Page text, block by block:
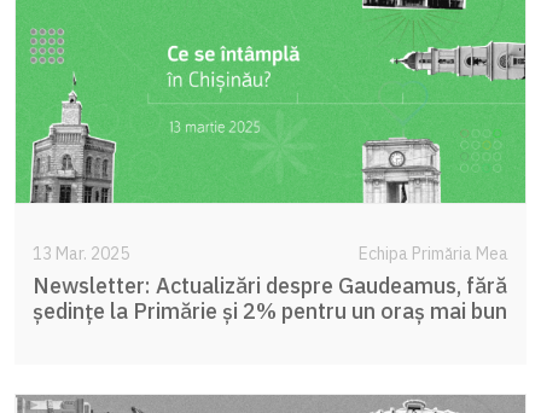
13 Mar. 2025 Echipa Primăria Mea
Newsletter: Actualizări despre Gaudeamus, fără
ședințe la Primărie și 2% pentru un oraș mai bun